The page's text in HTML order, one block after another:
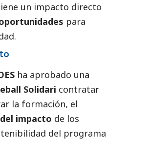
un impacto directo
para
ha aprobado una
Solidari contratar
la formación, el
impacto de los
del programa